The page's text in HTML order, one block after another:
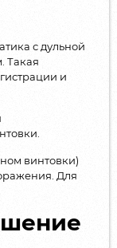
с дульной
Такая
и
винтовки)
Для